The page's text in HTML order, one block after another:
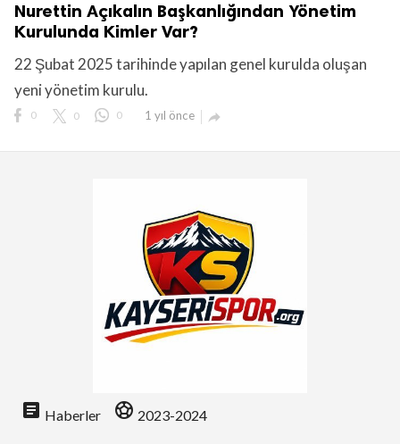
Nurettin Açıkalın Başkanlığından Yönetim
Kurulunda Kimler Var?
22 Şubat 2025 tarihinde yapılan genel kurulda oluşan
yeni yönetim kurulu.
0 0 0 1 yıl önce 
article Haberler sports_soccer 2023-2024